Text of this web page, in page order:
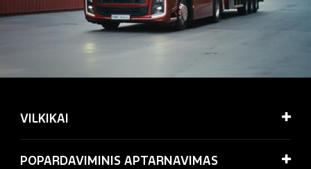
VILKIKAI
POPARDAVIMINIS APTARNAVIMAS